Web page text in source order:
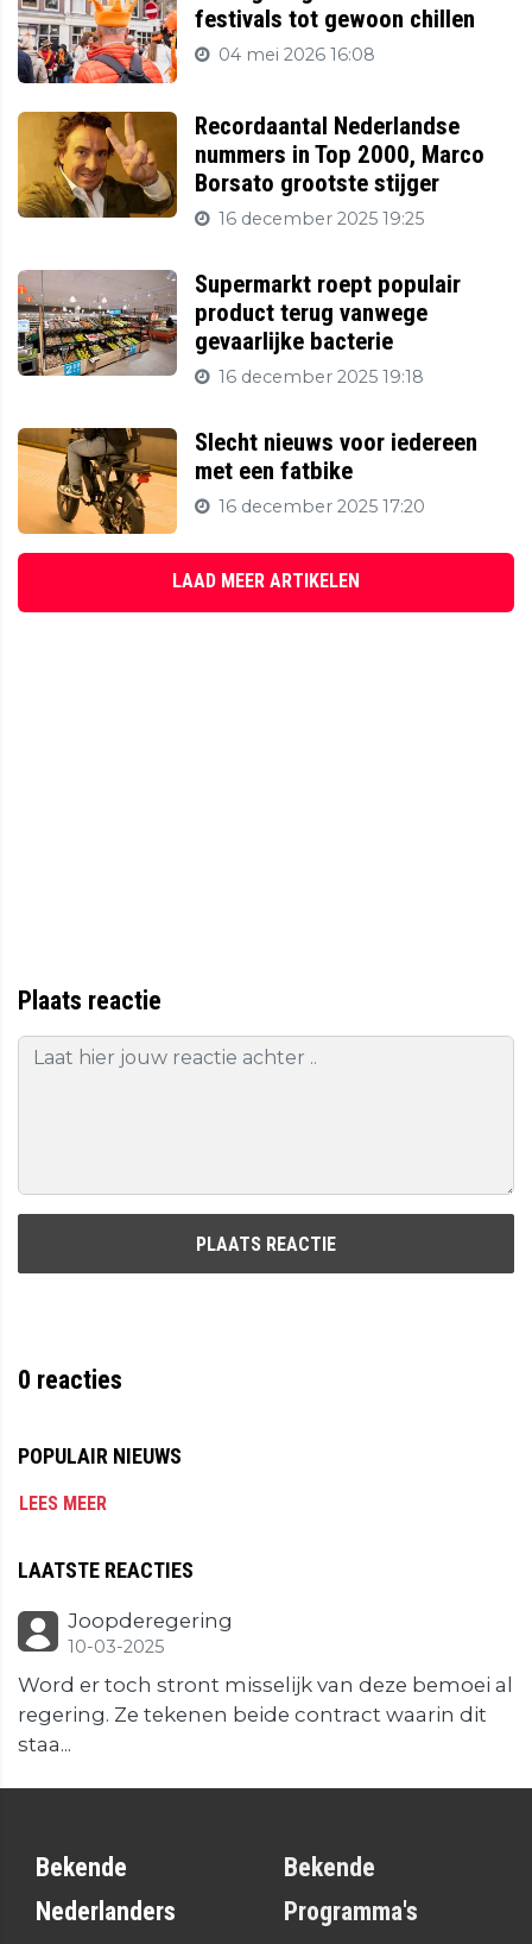
festivals tot gewoon chillen
04 mei 2026 16:08
Recordaantal Nederlandse
nummers in Top 2000, Marco
Borsato grootste stijger
16 december 2025 19:25
Supermarkt roept populair
product terug vanwege
gevaarlijke bacterie
16 december 2025 19:18
Slecht nieuws voor iedereen
met een fatbike
16 december 2025 17:20
LAAD MEER ARTIKELEN
Plaats reactie
PLAATS REACTIE
0 reacties
POPULAIR NIEUWS
LEES MEER
LAATSTE REACTIES
Joopderegering
10-03-2025
Word er toch stront misselijk van deze bemoei al
regering. Ze tekenen beide contract waarin dit
staa...
Bekende
Nederlanders
Bekende
Programma's